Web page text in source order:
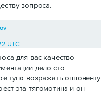
вопроса.
UTC
для вас качество
дело сто
тупо возражать оппоненту
эта тягомотина и он